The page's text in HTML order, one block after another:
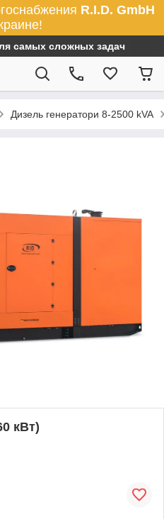
R.I.D. GmbH
самых сложных задач
Дизель генератори 8-2500 kVA
кВт)